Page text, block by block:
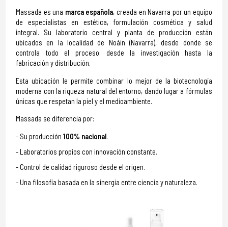
Massada es una marca española, creada en Navarra por un equipo
de especialistas en estética, formulación cosmética y salud
integral. Su laboratorio central y planta de producción están
ubicados en la localidad de Noáin (Navarra), desde donde se
controla todo el proceso: desde la investigación hasta la
fabricación y distribución.
Esta ubicación le permite combinar lo mejor de la biotecnología
moderna con la riqueza natural del entorno, dando lugar a fórmulas
únicas que respetan la piel y el medioambiente.
Massada se diferencia por:
Su producción100% nacional.
Laboratorios propios con innovación constante.
Control de calidad riguroso desde el origen.
Una filosofía basada en la sinergia entre ciencia y naturaleza.